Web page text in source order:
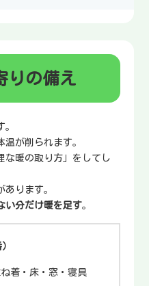
りの備え
が削られます。
な暖の取り方」をしてし
ります。
分だけ暖を足す。
ね着・床・窓・寝具